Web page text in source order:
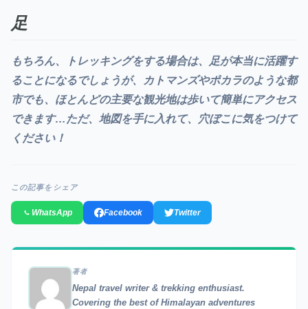
足
もちろん、トレッキングをする場合は、足が本当に活躍す
ることになるでしょうが、カトマンズやポカラのような都
市でも、ほとんどの主要な観光地は歩いて簡単にアクセス
できます…ただ、地図を手に入れて、穴ぼこに気をつけて
ください！
この記事をシェア
WhatsApp Facebook Twitter
著者
Nepal travel writer & trekking enthusiast.
Covering the best of Himalayan adventures